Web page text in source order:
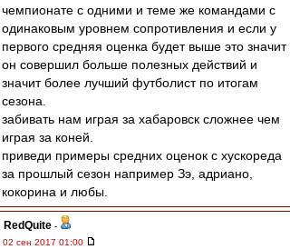
чемпионате с одними и теме же командами с
одинаковым уровнем сопротивления и если у
первого средняя оценка будет выше это значит
он совершил больше полезных действий и
значит более лучший футболист по итогам
сезона.
забивать нам играя за хабаровск сложнее чем
играя за коней.
приведи примеры средних оценок с хускореда
за прошлый сезон например Зэ, адриано,
кокорина и любы.
RedQuite -
02 сен 2017 01:00